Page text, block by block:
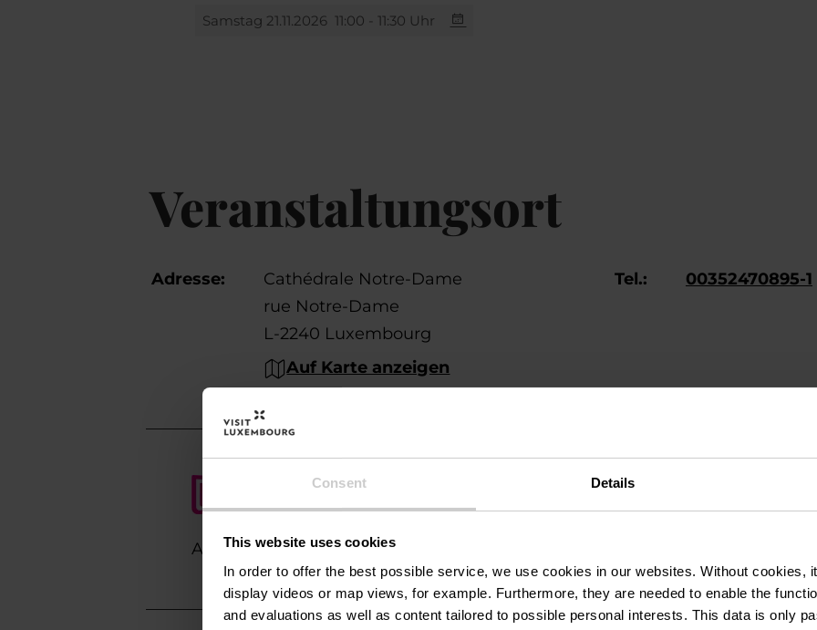
Consent Details
This website uses cookies
In order to offer the best possible service, we use cookies in our websites. Without cookies,
display videos or map views, for example. Furthermore, they are needed to enable the
and evaluations as well as content tailored to possible personal interests. This data is only
Samstag 21.11.2026 11:00 - 11:30 Uhr
Veranstaltungsort
Adresse:
Cathédrale Notre-Dame
rue Notre-Dame
L-2240 Luxembourg
Auf Karte anzeigen
Tel.: 00352470895-1
Anreise planen